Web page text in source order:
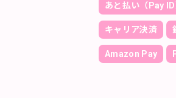
あと払い（Pay ID
キャリア決済
Amazon Pay